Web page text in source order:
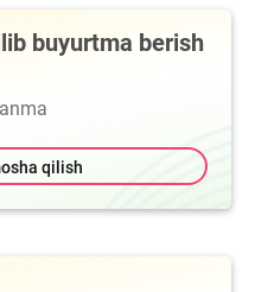
buyurtma berish
qilish